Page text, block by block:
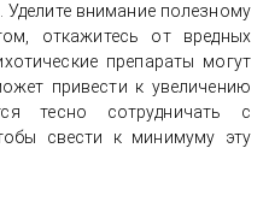
внимание полезному
откажитесь от вредных
препараты могут
привести к увеличению
тесно сотрудничать с
свести к минимуму эту